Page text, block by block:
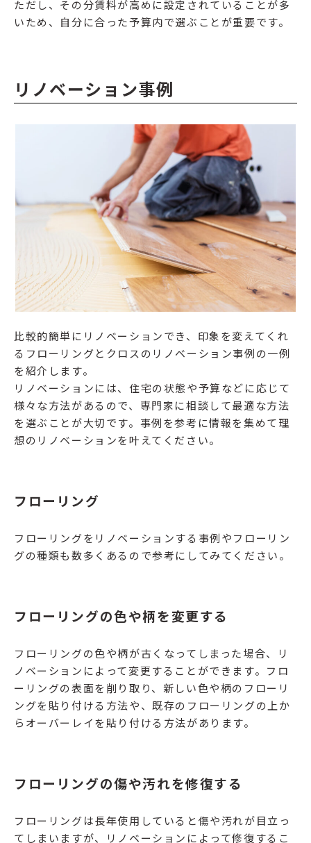
ただし、その分賃料が高めに設定されていることが多
いため、自分に合った予算内で選ぶことが重要です。
リノベーション事例
比較的簡単にリノベーションでき、印象を変えてくれ
るフローリングとクロスのリノベーション事例の一例
を紹介します。
リノベーションには、住宅の状態や予算などに応じて
様々な方法があるので、専門家に相談して最適な方法
を選ぶことが大切です。事例を参考に情報を集めて理
想のリノベーションを叶えてください。
フローリング
フローリングをリノベーションする事例やフローリン
グの種類も数多くあるので参考にしてみてください。
フローリングの色や柄を変更する
フローリングの色や柄が古くなってしまった場合、リ
ノベーションによって変更することができます。フロ
ーリングの表面を削り取り、新しい色や柄のフローリ
ングを貼り付ける方法や、既存のフローリングの上か
らオーバーレイを貼り付ける方法があります。
フローリングの傷や汚れを修復する
フローリングは長年使用していると傷や汚れが目立っ
てしまいますが、リノベーションによって修復するこ